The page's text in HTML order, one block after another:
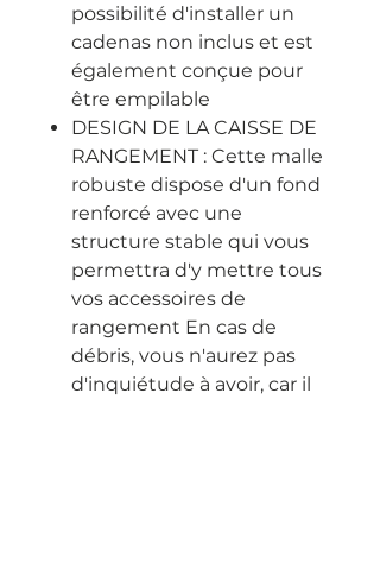
possibilité d'installer un
cadenas non inclus et est
également conçue pour
être empilable
DESIGN DE LA CAISSE DE
RANGEMENT : Cette malle
robuste dispose d'un fond
renforcé avec une
structure stable qui vous
permettra d'y mettre tous
vos accessoires de
rangement En cas de
débris, vous n'aurez pas
d'inquiétude à avoir, car il